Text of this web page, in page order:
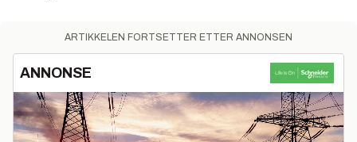
ARTIKKELEN FORTSETTER ETTER ANNONSEN
ANNONSE